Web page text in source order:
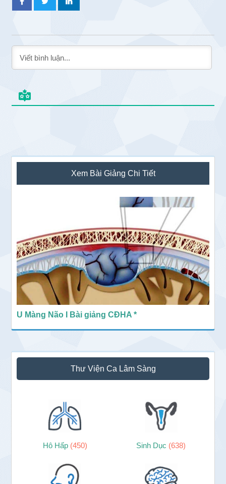
Sidebar
chính
Xem Bài Giảng Chi Tiết
U Màng Não I Bài giảng CĐHA *
Thư Viện Ca Lâm Sàng
Hô Hấp (450) Sinh Dục (638)